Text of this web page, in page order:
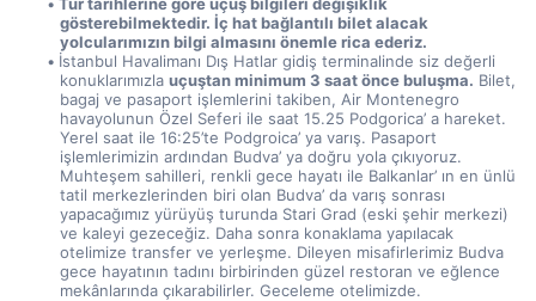
gösterebilmektedir. İç hat bağlantılı bilet alacak
yolcularımızın bilgi almasını önemle rica ederiz.
İstanbul Havalimanı Dış Hatlar gidiş terminalinde siz değerli
konuklarımızla uçuştan minimum 3 saat önce buluşma. Bilet,
bagaj ve pasaport işlemlerini takiben, Air Montenegro
havayolunun Özel Seferi ile saat 15.25 Podgorica’ a hareket.
Yerel saat ile 16:25’te Podgroica’ ya varış. Pasaport
işlemlerimizin ardından Budva’ ya doğru yola çıkıyoruz.
Muhteşem sahilleri, renkli gece hayatı ile Balkanlar’ ın en ünlü
tatil merkezlerinden biri olan Budva’ da varış sonrası
yapacağımız yürüyüş turunda Stari Grad (eski şehir merkezi)
ve kaleyi gezeceğiz. Daha sonra konaklama yapılacak
otelimize transfer ve yerleşme. Dileyen misafirlerimiz Budva
gece hayatının tadını birbirinden güzel restoran ve eğlence
mekânlarında çıkarabilirler. Geceleme otelimizde.